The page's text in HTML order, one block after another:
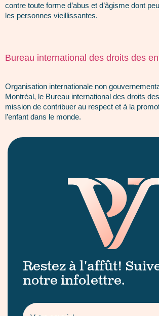
contre toute forme d’abus et d’âgisme dont
les personnes vieillissantes.
Bureau international des droits des
Organisation internationale non
Montréal, le Bureau international des droits
mission de contribuer au respect et à la
l’enfant dans le monde.
Restez à l'affût!
notre infolettre.